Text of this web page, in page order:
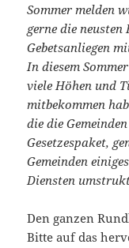
Sommer melden
gerne die
Gebetsanliegen
In diesem
viele Höhen und
mitbekommen
die die
Gesetzespaket,
Gemeinden
Diensten
Den ganzen
Bitte auf das